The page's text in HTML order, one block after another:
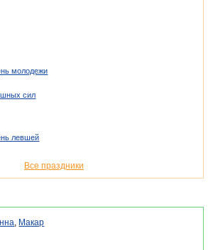
молодежи
сил
левшей
Все праздники
, Макар